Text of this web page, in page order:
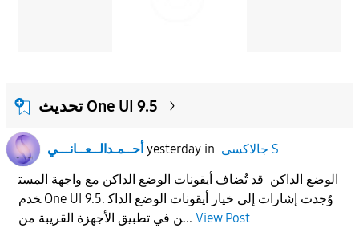
تحديث One UI 9.5
أحــمـدالــعــانـــي yesterdayin
جالاكسى S
الوضع الداكن قد تُضاف أيقونات الوضع الداكن مع واجهة المست
خدم One UI 9.5. وُجدت إشارات إلى خيار أيقونات الوضع الداك
ن في تطبيق الأجهزة القريبة من... View Post